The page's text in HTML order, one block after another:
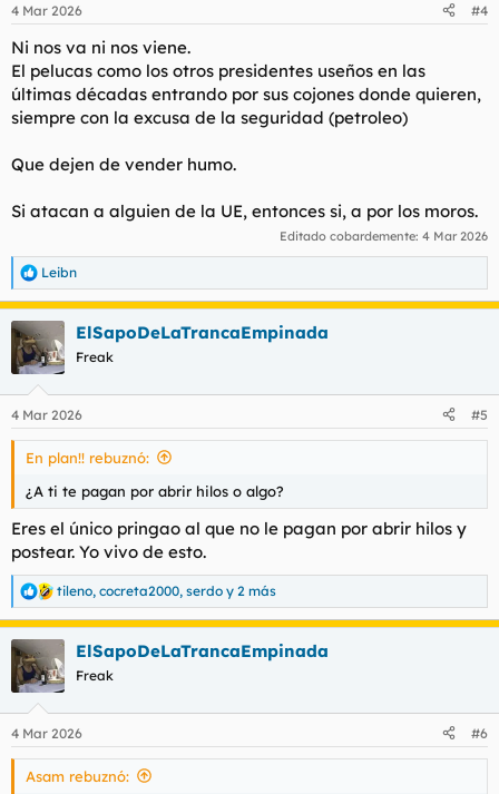
e
:
4 Mar 2026 #4
Ni nos va ni nos viene.
El pelucas como los otros presidentes useños en las
últimas décadas entrando por sus cojones donde quieren,
siempre con la excusa de la seguridad (petroleo)
Que dejen de vender humo.
Si atacan a alguien de la UE, entonces si, a por los moros.
Editado cobardemente: 4 Mar 2026
R
e
a
c
c
i
e
s
Leibn
ElSapoDeLaTrancaEmpinada
Freak
4 Mar 2026 #5
En plan!! rebuznó:
¿A ti te pagan por abrir hilos o algo?
Eres el único pringao al que no le pagan por abrir hilos y
postear. Yo vivo de esto.
R
e
a
c
c
i
e
s
tileno, cocreta2000, serdo y 2 más
ElSapoDeLaTrancaEmpinada
Freak
4 Mar 2026 #6
Asam rebuznó: